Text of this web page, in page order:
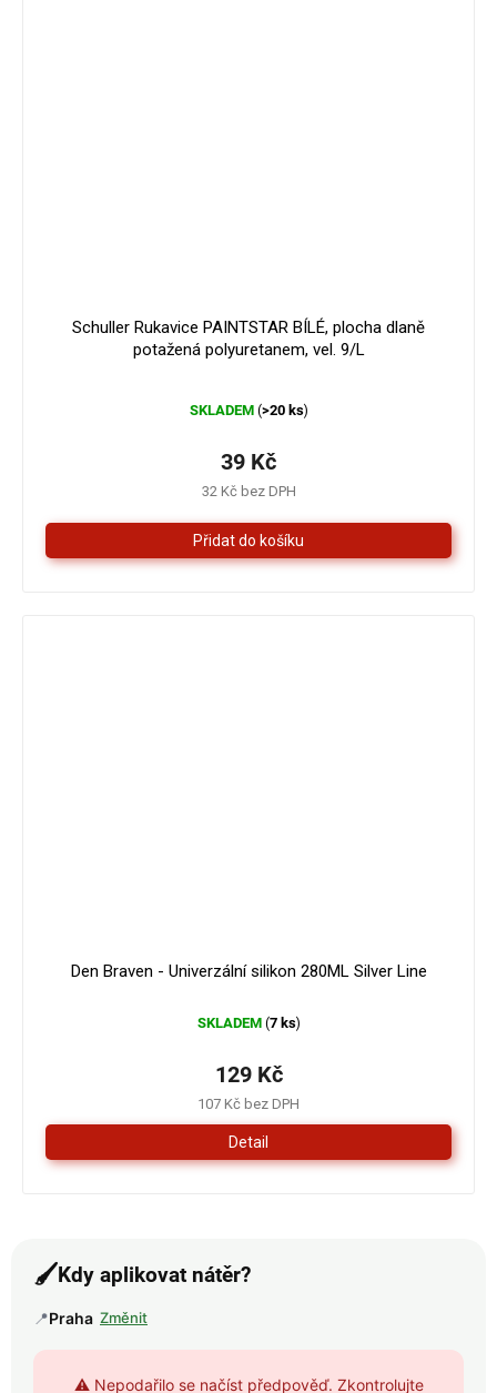
Schuller Rukavice PAINTSTAR BÍLÉ, plocha dlaně
potažená polyuretanem, vel. 9/L
hodnocení
je
z
5
hvězdiček.
SKLADEM (>20 ks)
32 Kč bez DPH
39 Kč
Den Braven - Univerzální silikon 280ML Silver Line
SKLADEM (7 ks)
107 Kč bez DPH
129 Kč
Detail
🖌️Kdy aplikovat nátěr?
📍Praha Změnit
⚠️ Nepodařilo se načíst předpověď. Zkontrolujte